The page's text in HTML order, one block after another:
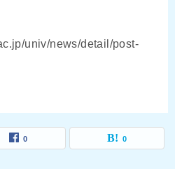
univ/news/detail/post-
0 0